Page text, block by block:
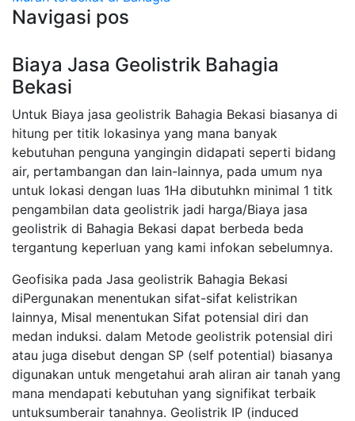
Navigasi pos
Biaya Jasa Geolistrik Bahagia
Bekasi
Untuk Biaya jasa geolistrik Bahagia Bekasi biasanya di
hitung per titik lokasinya yang mana banyak
kebutuhan penguna yangingin didapati seperti bidang
air, pertambangan dan lain-lainnya, pada umum nya
untuk lokasi dengan luas 1Ha dibutuhkn minimal 1 titk
pengambilan data geolistrik jadi harga/Biaya jasa
geolistrik di Bahagia Bekasi dapat berbeda beda
tergantung keperluan yang kami infokan sebelumnya.
Geofisika pada Jasa geolistrik Bahagia Bekasi
diPergunakan menentukan sifat-sifat kelistrikan
lainnya, Misal menentukan Sifat potensial diri dan
medan induksi. dalam Metode geolistrik potensial diri
atau juga disebut dengan SP (self potential) biasanya
digunakan untuk mengetahui arah aliran air tanah yang
mana mendapati kebutuhan yang signifikat terbaik
untuksumberair tanahnya. Geolistrik IP (induced